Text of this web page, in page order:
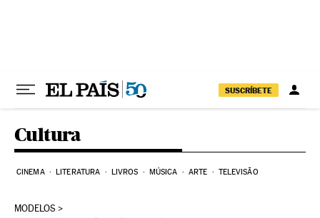
SUSCRÍBETE
Cultura
CINEMA LITERATURA LIVROS MÚSICA ARTE TELEVISÃO
MODELOS